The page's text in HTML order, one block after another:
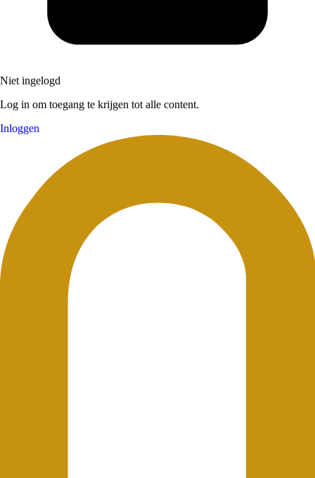
Niet ingelogd
Log in om toegang te krijgen tot alle content.
Inloggen